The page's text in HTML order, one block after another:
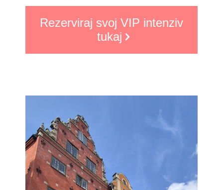
Rezerviraj svoj VIP intenziv
tukaj